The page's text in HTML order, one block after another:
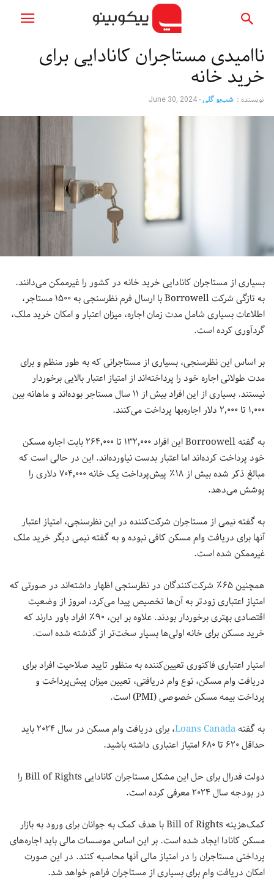
ناامیدی مستاجران کانادایی برای
خرید خانه
نویسنده : شب‌بو گلی-
June 30, 2024
بسیاری از مستاجران کانادایی خرید خانه در کشور را غیرممکن می‌دانند.
به تازگی شرکت Borrowell با ارسال فرم نظرسنجی به ۱۵۰۰ مستاجر،
اطلاعات بسیاری شامل مدت زمان اجاره، میزان اعتبار و امکان خرید ملک،
گردآوری کرده است.
بر اساس این نظرسنجی، بسیاری از مستاجرانی که به طور منظم و برای
مدت طولانی اجاره خود را پرداخته‌اند از امتیاز اعتبار بالایی برخوردار
نیستند. بسیاری از این افراد بیش از ۱۱ سال مستاجر بوده‌اند و ماهانه بین
۱٬۰۰۰ تا ۲٬۰۰۰ دلار اجاره‌بها پرداخت می‌کنند.
به گفته Borroowell این افراد ۱۳۲٬۰۰۰ تا ۲۶۴٬۰۰۰ بابت اجاره مسکن
خود پرداخت کرده‌اند اما اعتبار بدست نیاورده‌اند. این در حالی است که
مبالغ ذکر شده بیش از ۱۸٪ پیش‌پرداخت یک خانه ۷۰۴٬۰۰۰ دلاری را
پوشش می‌دهد.
به گفته نیمی از مستاجران شرکت‌کننده در این نظرسنجی، امتیاز اعتبار
آنها برای دریافت وام مسکن کافی نبوده و به گفته نیمی دیگر خرید ملک
غیرممکن شده است.
همچنین ۶۵٪ شرکت‌کنندگان در نظرسنجی اظهار داشته‌اند در صورتی که
امتیاز اعتباری زودتر به آن‌ها تخصیص پیدا می‌کرد، امروز از وضعیت
اقتصادی بهتری برخوردار بودند. علاوه بر این، ۹۰٪ افراد باور دارند که
خرید مسکن برای خانه اولی‌ها بسیار سخت‌تر از گذشته شده است.
امتیار اعتباری فاکتوری تعیین‌کننده به منظور تایید صلاحیت افراد برای
دریافت وام مسکن، نوع وام دریافتی، تعیین میزان پیش‌پرداخت و
پرداخت بیمه مسکن خصوصی (PMI) است.
به گفتهLoans Canada
، برای دریافت وام مسکن در سال ۲۰۲۴ باید
حداقل ۶۲۰ تا ۶۸۰ امتیاز اعتباری داشته باشید.
دولت فدرال برای حل این مشکل مستاجران کانادایی Bill of Rights را
در بودجه سال ۲۰۲۴ معرفی کرده است.
کمک‌هزینه Bill of Rights با هدف کمک به جوانان برای ورود به بازار
مسکن کانادا ایجاد شده است. بر این اساس موسسات مالی باید اجاره‌های
پرداختی مستاجران را در امتیاز مالی آنها محاسبه کنند. در این صورت
امکان دریافت وام برای بسیاری از مستاجران فراهم خواهد شد.